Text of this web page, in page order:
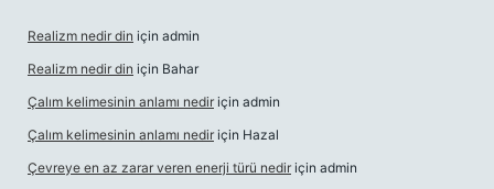
Realizm nedir din için admin
Realizm nedir din için Bahar
Çalım kelimesinin anlamı nedir için admin
Çalım kelimesinin anlamı nedir için Hazal
Çevreye en az zarar veren enerji türü nedir için admin